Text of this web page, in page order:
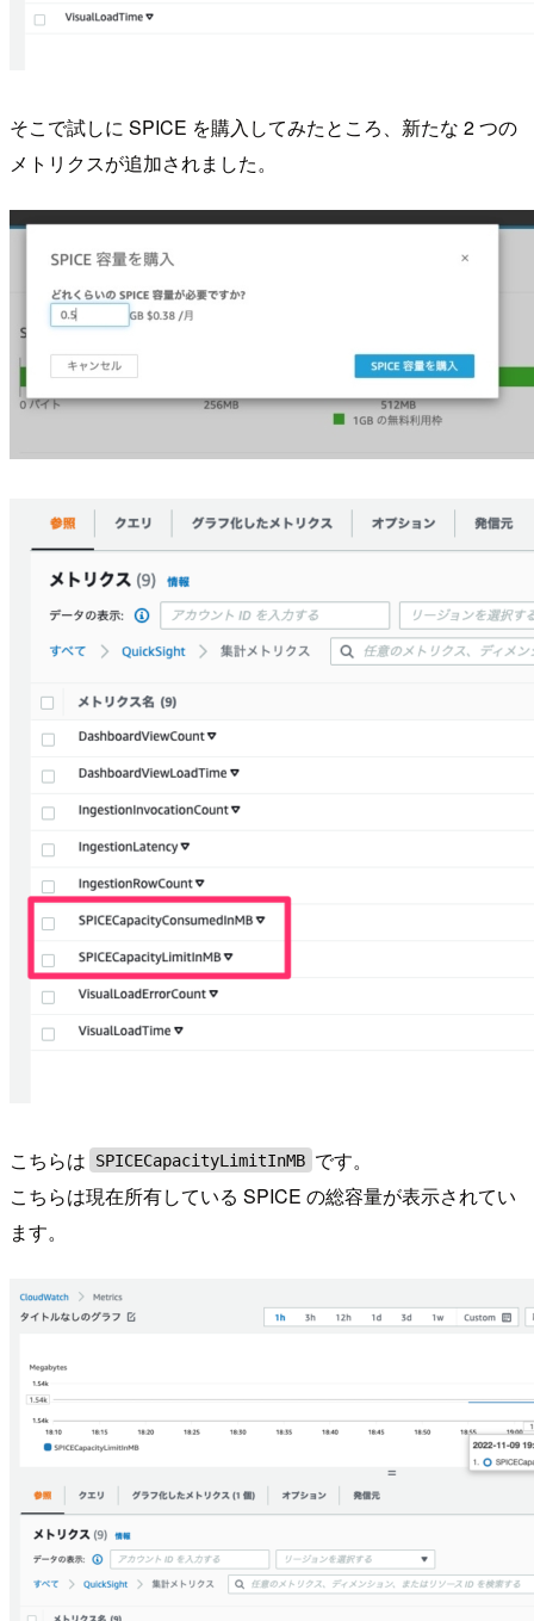
そこで試しに SPICE を購入してみたところ、新たな 2 つの
メトリクスが追加されました。
こちらは SPICECapacityLimitInMB です。
こちらは現在所有している SPICE の総容量が表示されてい
ます。